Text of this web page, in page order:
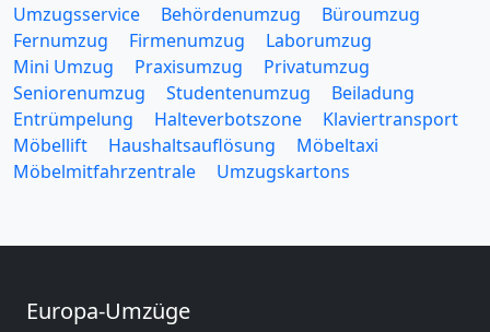
Umzugsservice Behördenumzug
Büroumzug
Fernumzug
Firmenumzug
Laborumzug
Mini Umzug
Praxisumzug
Privatumzug
Seniorenumzug
Studentenumzug
Beiladung
Entrümpelung
Halteverbotszone
Klaviertransport
Möbellift
Haushaltsauflösung
Möbeltaxi
Möbelmitfahrzentrale
Umzugskartons
Europa-Umzüge